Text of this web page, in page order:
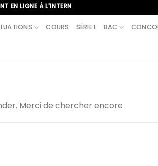
LIGNE À L'INTERNATIONAL, APPELEZ-NOUS
COURS SÉRIE L BAC
Merci de chercher encore